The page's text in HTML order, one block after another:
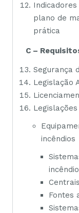
plano de
prática
C –
Segurança
Legislação
incêndios
Fontes